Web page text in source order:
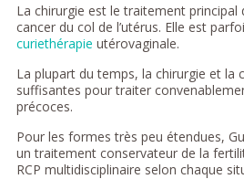
La chirurgie est le traitement principal
cancer du col de l’utérus. Elle est
curiethérapie utérovaginale.
La plupart du temps, la chirurgie et la
suffisantes pour traiter
précoces.
Pour les formes très peu étendues,
un traitement conservateur de la
RCP multidisciplinaire selon chaque